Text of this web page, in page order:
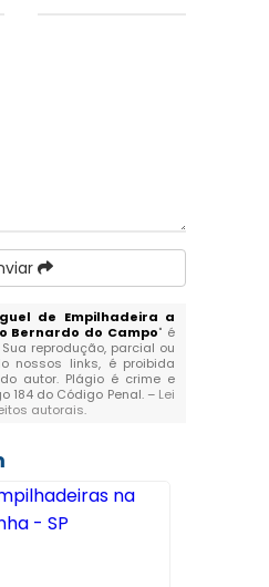
de Empilhadeira a
Bernardo do Campo" é
reprodução, parcial ou
nossos links, é proibida
autor. Plágio é crime e
184 do Código Penal. – Lei
autorais.